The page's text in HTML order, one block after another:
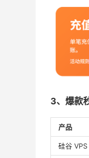
3、爆款
产品
硅谷 VPS